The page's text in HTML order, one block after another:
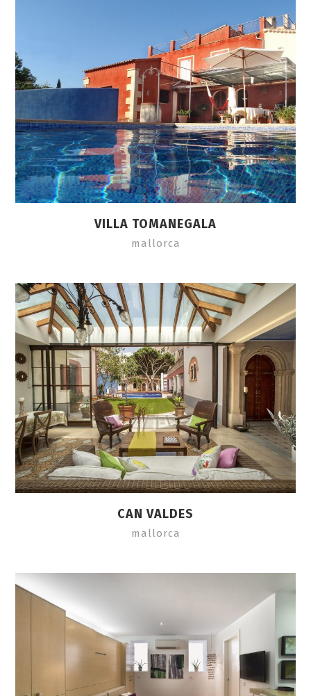
VILLA TOMANEGALA
mallorca
CAN VALDES
mallorca